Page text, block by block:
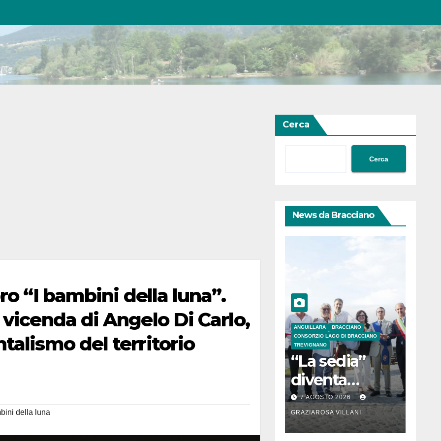
“I bambini della luna”.
di Angelo Di Carlo,
del territorio
della luna
Cerca
Cerca
News da Bracciano
ANGUILLARA
BRACCIANO
CONSORZIO LAGO DI BRACCIANO
TREVIGNANO
“La sedia”
diventa
Belvedere sul
lago di
Bracciano: ieri
7 AGOSTO 2026
GRAZIAROSA VILLANI